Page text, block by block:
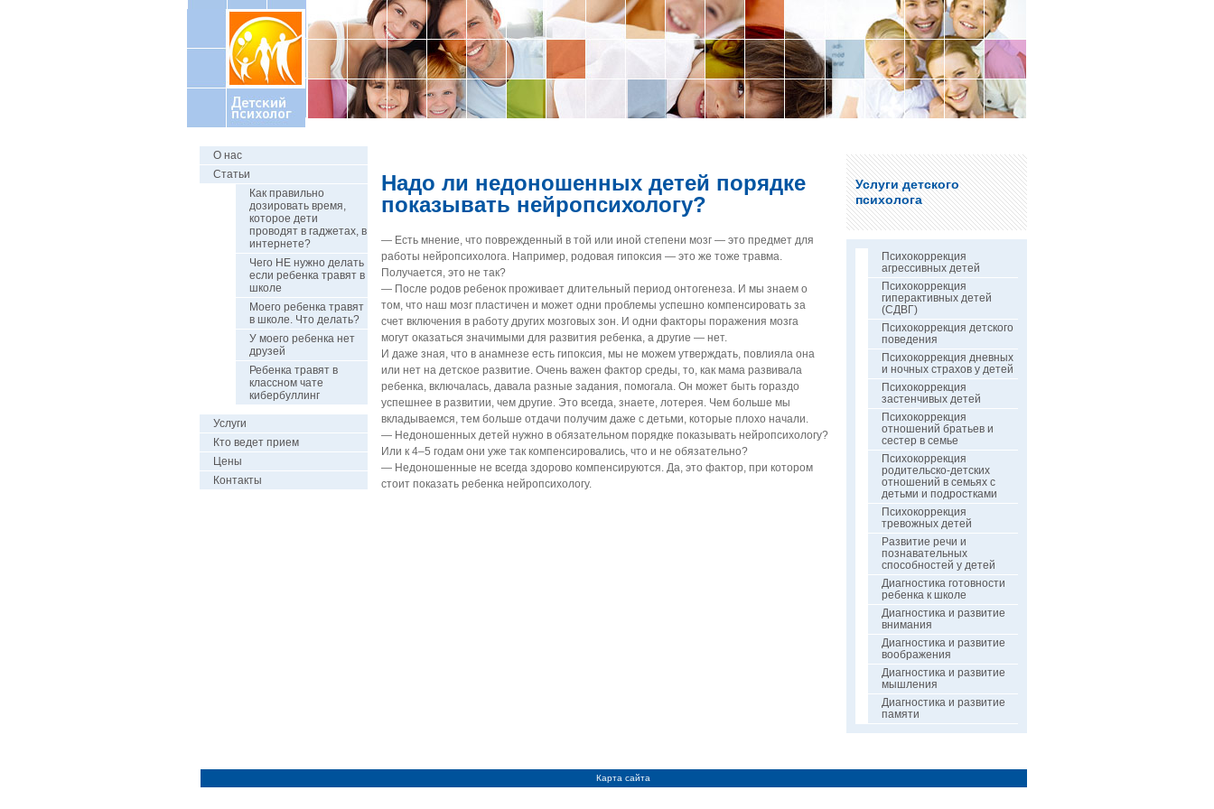
Надо ли недоношенных детей порядке
показывать нейропсихологу?
— Есть мнение, что поврежденный в той или иной степени мозг — это предмет для
работы нейропсихолога. Например, родовая гипоксия — это же тоже травма.
Получается, это не так?
— После родов ребенок проживает длительный период онтогенеза. И мы знаем о
том, что наш мозг пластичен и может одни проблемы успешно компенсировать за
счет включения в работу других мозговых зон. И одни факторы поражения мозга
могут оказаться значимыми для развития ребенка, а другие — нет.
И даже зная, что в анамнезе есть гипоксия, мы не можем утверждать, повлияла она
или нет на детское развитие. Очень важен фактор среды, то, как мама развивала
ребенка, включалась, давала разные задания, помогала. Он может быть гораздо
успешнее в развитии, чем другие. Это всегда, знаете, лотерея. Чем больше мы
вкладываемся, тем больше отдачи получим даже с детьми, которые плохо начали.
— Недоношенных детей нужно в обязательном порядке показывать нейропсихологу?
Или к 4–5 годам они уже так компенсировались, что и не обязательно?
— Недоношенные не всегда здорово компенсируются. Да, это фактор, при котором
стоит показать ребенка нейропсихологу.
Услуги детского
психолога
Психокоррекция
агрессивных детей
Психокоррекция
гиперактивных детей
(СДВГ)
Психокоррекция детского
поведения
Психокоррекция дневных
и ночных страхов у детей
Психокоррекция
застенчивых детей
Психокоррекция
отношений братьев и
сестер в семье
Психокоррекция
родительско-детских
отношений в семьях с
детьми и подростками
Психокоррекция
тревожных детей
Развитие речи и
познавательных
способностей у детей
Диагностика готовности
ребенка к школе
Диагностика и развитие
внимания
Диагностика и развитие
воображения
Диагностика и развитие
мышления
Диагностика и развитие
памяти
О нас
Статьи
Как правильно
дозировать время,
которое дети
проводят в гаджетах, в
интернете?
Чего НЕ нужно делать
если ребенка травят в
школе
Моего ребенка травят
в школе. Что делать?
У моего ребенка нет
друзей
Ребенка травят в
классном чате
кибербуллинг
Услуги
Кто ведет прием
Цены
Контакты
Карта сайта